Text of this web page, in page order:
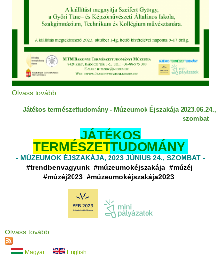
Olvass tovább
Játékos természettudomány - Múzeumok Éjszakája 2023.06.24.,
szombat
JÁTÉKOS
TERMÉSZETTUDOMÁNY
- MÚZEUMOK ÉJSZAKÁJA, 2023 JÚNIUS 24., SZOMBAT -
#trendbenvagyunk #múzeumokéjszakája #múzéj
#múzéj2023 #múzeumokéjszakája2023
Olvass tovább
Magyar English